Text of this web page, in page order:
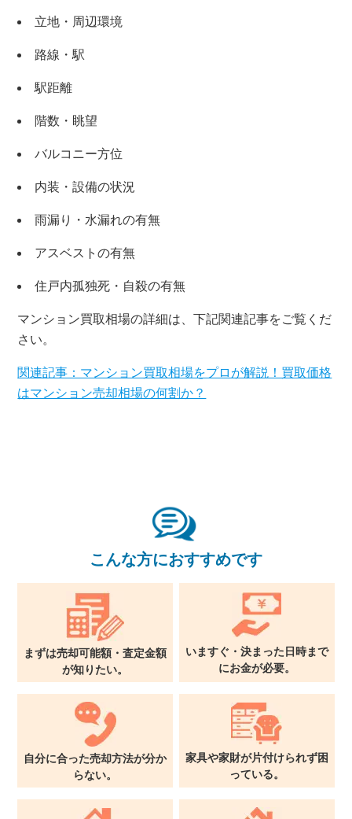
×
無料査定・売却相談
10時～18時/水曜日定休
東京本社 0120-900-881
立地・周辺環境
路線・駅
駅距離
階数・眺望
バルコニー方位
内装・設備の状況
雨漏り・水漏れの有無
アスベストの有無
住戸内孤独死・自殺の有無
マンション買取相場の詳細は、下記関連記事をご覧くだ
さい。
関連記事：マンション買取相場をプロが解説！買取価格
はマンション売却相場の何割か？
こんな方におすすめです
まずは売却可能額・査定金額
が知りたい。
いますぐ・決まった日時まで
にお金が必要。
自分に合った売却方法が分か
らない。
家具や家財が片付けられず困
っている。